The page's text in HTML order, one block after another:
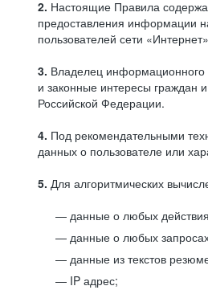
2. Настоящие Правила
предоставления информации
пользователей сети
3. Владелец информационного
и законные интересы граждан
Российской Федерации.
4. Под рекомендательными
данных о пользователе или
5. Для алгоритмических
данные о любых
данные о любых
данные из текстов
IP адрес;